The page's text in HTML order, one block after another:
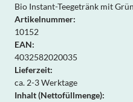
Bio Instant-Teegetränk mit
Artikelnummer:
10152
EAN:
4032582020035
Lieferzeit:
ca. 2-3 Werktage
Inhalt (Nettofüllmenge):